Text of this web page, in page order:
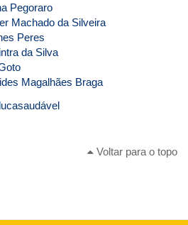
Pegoraro
Machado da Silveira
Peres
da Silva
Magalhães Braga
Voltar para o topo